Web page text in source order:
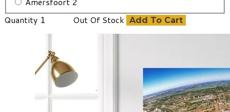
Quantity
Out Of Stock Add To Cart